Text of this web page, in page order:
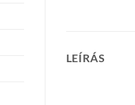
LEÍRÁS